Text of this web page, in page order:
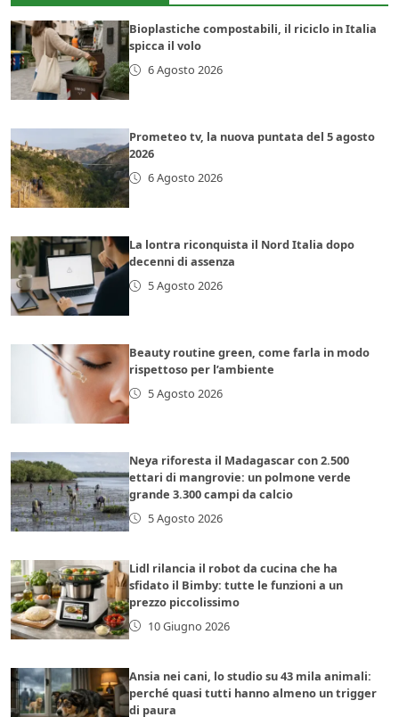
Bioplastiche compostabili, il riciclo in Italia
spicca il volo
6 Agosto 2026
Prometeo tv, la nuova puntata del 5 agosto
2026
6 Agosto 2026
La lontra riconquista il Nord Italia dopo
decenni di assenza
5 Agosto 2026
Beauty routine green, come farla in modo
rispettoso per l’ambiente
5 Agosto 2026
Neya riforesta il Madagascar con 2.500
ettari di mangrovie: un polmone verde
grande 3.300 campi da calcio
5 Agosto 2026
Lidl rilancia il robot da cucina che ha
sfidato il Bimby: tutte le funzioni a un
prezzo piccolissimo
10 Giugno 2026
Ansia nei cani, lo studio su 43 mila animali:
perché quasi tutti hanno almeno un trigger
di paura